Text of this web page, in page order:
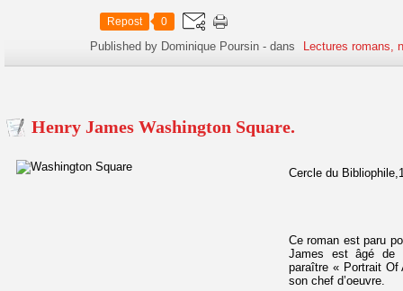
Repost 0
Published by Dominique Poursin -dans Lectures romans,
Henry James Washington Square.
Cercle du
Ce roman est paru
James est âgé de
paraître « Portrait Of
son chef d’oeuvre.